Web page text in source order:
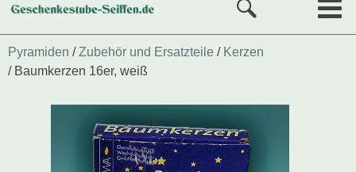
Neue Produkte
Holzkunst nach Hersteller
Pyramiden Zubehör und Ersatzteile
Kerzen
Baumkerzen 16er, weiß